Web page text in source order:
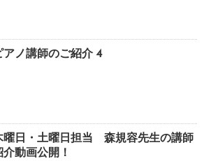
アノ講師のご紹介 4
曜日・土曜日担当 森規容先生の講師
介動画公開！